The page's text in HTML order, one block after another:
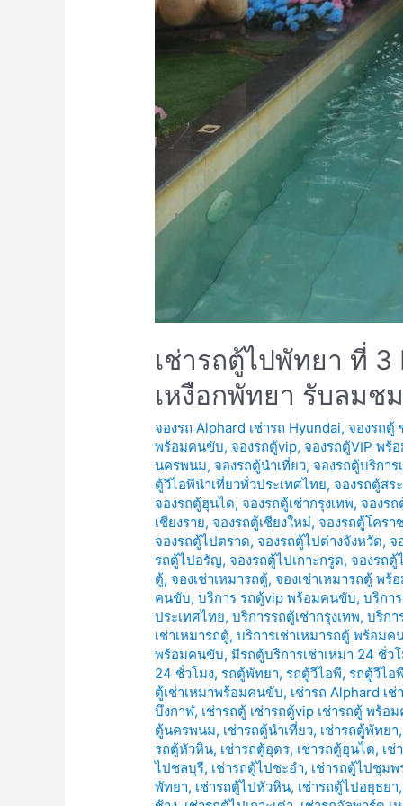
เช่ารถตู้ไปพัทยา ที่
เหงือกพัทยา รับลมช
จองรถ Alphard เช่ารถ Hyundai, จองรถตู้
พร้อมคนขับ, จองรถตู้vip, จองรถตู้VIP พร้
นครพนม, จองรถตู้นำเที่ยว, จองรถตู้บริการ
ตู้วีไอพีนำเที่ยวทั่วประเทศไทย, จองรถตู้สร
จองรถตู้ฮุนได, จองรถตู้เช่ากรุงเทพ, จองร
เชียงราย, จองรถตู้เชียงใหม่, จองรถตู้โครา
จองรถตู้ไปตราด, จองรถตู้ไปต่างจังหวัด, จ
รถตู้ไปอรัญ, จองรถตู้ไปเกาะกรูด, จองรถตู้
ตู้, จองเช่าเหมารถตู้, จองเช่าเหมารถตู้ พร้
คนขับ,บริการ รถตู้vip พร้อมคนขับ,บริกา
ประเทศไทย,บริการรถตู้เช่ากรุงเทพ,บริกา
เช่าเหมารถตู้,บริการเช่าเหมารถตู้ พร้อมค
พร้อมคนขับ, มีรถตู้บริการเช่าเหมา 24 ชั่ว
24 ชั่วโมง, รถตู้พัทยา, รถตู้วีไอพี, รถตู้วีไอ
ตู้เช่าเหมาพร้อมคนขับ, เช่ารถ Alphard เ
บึงกาฬ, เช่ารถตู้ เช่ารถตู้vip เช่ารถตู้ พร้อ
ตู้นครพนม, เช่ารถตู้นำเที่ยว, เช่ารถตู้พัทยา
รถตู้หัวหิน, เช่ารถตู้อุดร, เช่ารถตู้ฮุนได, เช่
ไปชลบุรี, เช่ารถตู้ไปชะอำ, เช่ารถตู้ไปชุมพ
พัทยา, เช่ารถตู้ไปหัวหิน, เช่ารถตู้ไปอยุธยา